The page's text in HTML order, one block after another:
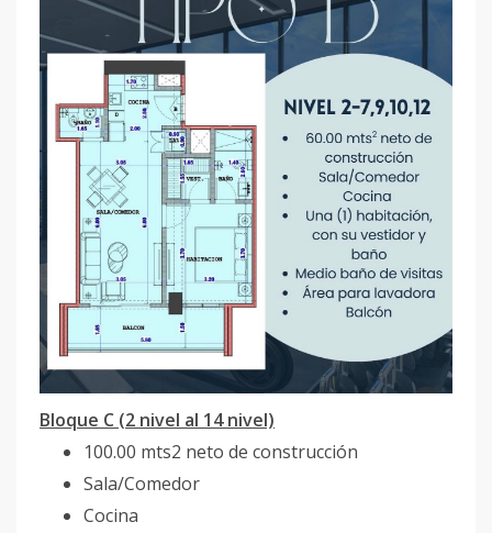
Bloque C (2 nivel al 14 nivel)
100.00 mts2 neto de construcción
Sala/Comedor
Cocina